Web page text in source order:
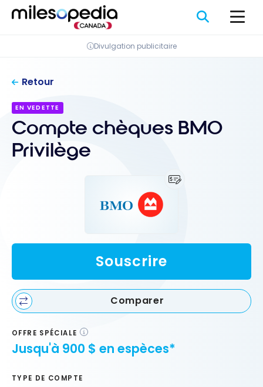
Panneau de gestion des cookies
Passer
Divulgation publicitaire
Retour
EN VEDETTE
Compte chèques BMO
Privilège
Souscrire
Comparer
OFFRE SPÉCIALE
Jusqu'à 900 $ en espèces*
TYPE DE COMPTE